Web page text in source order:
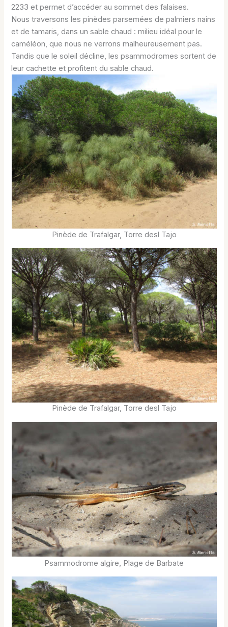
2233 et permet d’accéder au sommet des falaises.
Nous traversons les pinèdes parsemées de palmiers nains
et de tamaris, dans un sable chaud : milieu idéal pour le
caméléon, que nous ne verrons malheureusement pas.
Tandis que le soleil décline, les psammodromes sortent de
leur cachette et profitent du sable chaud.
Pinède de Trafalgar, Torre desl Tajo
Pinède de Trafalgar, Torre desl Tajo
Psammodrome algire, Plage de Barbate